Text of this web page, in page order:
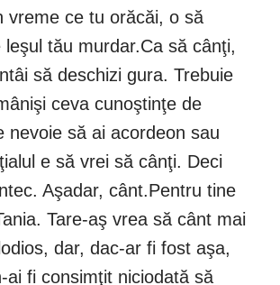
vreme ce tu orăcăi, o să
leşul tău murdar.Ca să cânţi,
să deschizi gura. Trebuie
ceva cunoştinţe de
nevoie să ai acordeon sau
e să vrei să cânţi. Deci
Aşadar, cânt.Pentru tine
Tare-aş vrea să cânt mai
dar, dac-ar fi fost aşa,
ai fi consimţit niciodată să